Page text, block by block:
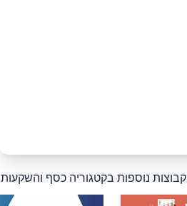
קבוצות נוספות בקטגוריה כסף והשקעות